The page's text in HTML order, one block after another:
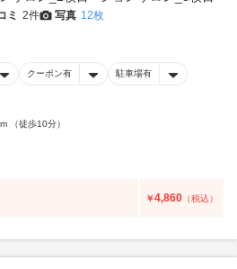
ミ 2件 写真 12枚
クーポン有 駐車場有
（徒歩10分）
￥4,860 （税込）